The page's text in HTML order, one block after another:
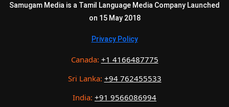
Samugam Media is a Tamil Language Media Company Launched
on 15 May 2018
Privacy Policy
Canada: +1 4166487775
Sri Lanka: +94 762455533
India: +91 9566086994